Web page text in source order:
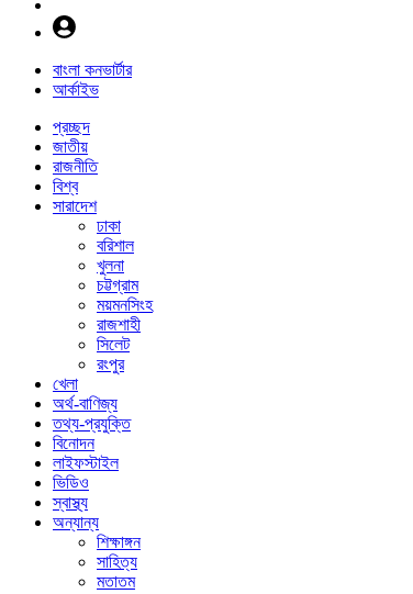
বাংলা কনভার্টার
আর্কাইভ
প্রচ্ছদ
জাতীয়
রাজনীতি
বিশ্ব
সারাদেশ
ঢাকা
বরিশাল
খুলনা
চট্টগ্রাম
ময়মনসিংহ
রাজশাহী
সিলেট
রংপুর
খেলা
অর্থ-বাণিজ্য
তথ্য-প্রযুক্তি
বিনোদন
লাইফস্টাইল
ভিডিও
স্বাস্থ্য
অন্যান্য
শিক্ষাঙ্গন
সাহিত্য
মতাতম